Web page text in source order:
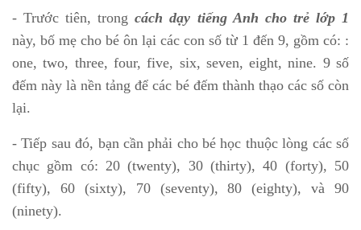
- Trước tiên, trong cách dạy tiếng Anh cho trẻ lớp 1
này, bố mẹ cho bé ôn lại các con số từ 1 đến 9, gồm có: :
one, two, three, four, five, six, seven, eight, nine. 9 số
đếm này là nền tảng để các bé đếm thành thạo các số còn
lại.
- Tiếp sau đó, bạn cần phải cho bé học thuộc lòng các số
chục gồm có: 20 (twenty), 30 (thirty), 40 (forty), 50
(fifty), 60 (sixty), 70 (seventy), 80 (eighty), và 90
(ninety).